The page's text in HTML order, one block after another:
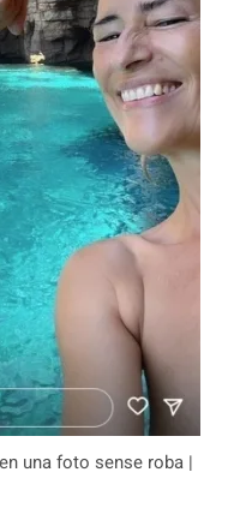
una foto sense roba |